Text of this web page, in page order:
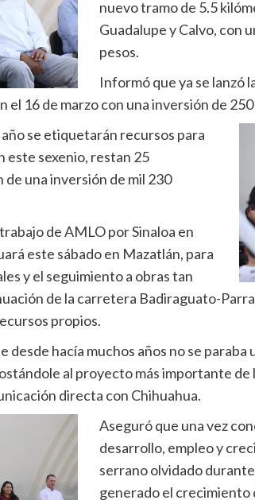
nuevo tramo de 5.5
Guadalupe y Calvo, con
pesos.
Informó que ya se lanzó
el 16 de marzo con una inversión de
se etiquetarán recursos para
este sexenio, restan 25
una inversión de mil 230
de AMLO por Sinaloa en
este sábado en Mazatlán, para
y el seguimiento a obras tan
de la carretera Badiraguato-
propios.
desde hacía muchos años no se
al proyecto más importante
directa con Chihuahua.
Aseguró que una vez
desarrollo, empleo y
serrano olvidado
generado el crecimiento